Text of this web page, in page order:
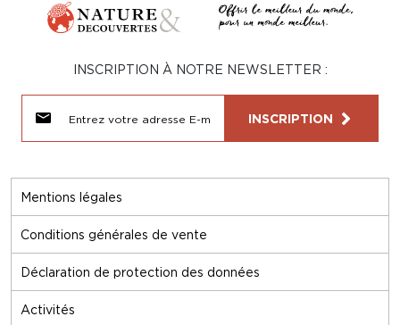
Mentions légales
Conditions générales de vente
Déclaration de protection des données
Activités
INSCRIPTION À NOTRE NEWSLETTER :
INSCRIPTION